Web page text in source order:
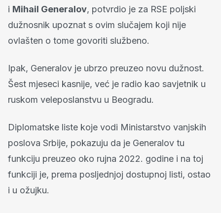
i Mihail Generalov, potvrdio je za RSE poljski
dužnosnik upoznat s ovim slučajem koji nije
ovlašten o tome govoriti službeno.
Ipak, Generalov je ubrzo preuzeo novu dužnost.
Šest mjeseci kasnije, već je radio kao savjetnik u
ruskom veleposlanstvu u Beogradu.
Diplomatske liste koje vodi Ministarstvo vanjskih
poslova Srbije, pokazuju da je Generalov tu
funkciju preuzeo oko rujna 2022. godine i na toj
funkciji je, prema posljednjoj dostupnoj listi, ostao
i u ožujku.